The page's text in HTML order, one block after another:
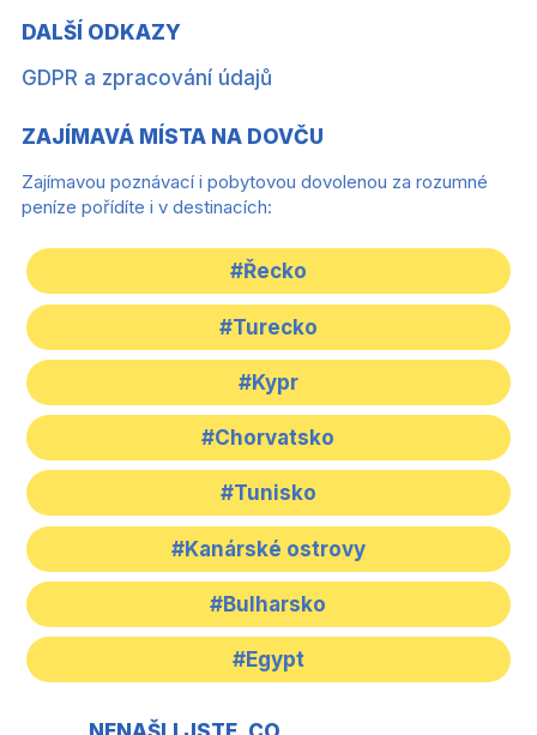
DALŠÍ ODKAZY
GDPR a zpracování údajů
ZAJÍMAVÁ MÍSTA NA DOVČU
Zajímavou poznávací i pobytovou dovolenou za rozumné
peníze pořídíte i v destinacích:
#Řecko
#Turecko
#Kypr
#Chorvatsko
#Tunisko
#Kanárské ostrovy
#Bulharsko
#Egypt